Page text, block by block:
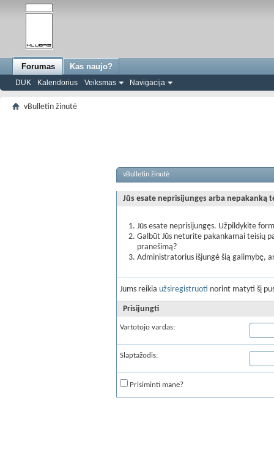
Forumas
DUK Kalendorius Veiksmas Navigacija
Kas naujo?
vBulletin žinutė
vBulletin žinutė
Jūs esate neprisijungęs arba nepakanką
Jūs esate neprisijungęs. Užpildykite
Galbūt Jūs neturite pakankamai teisių
pranešimą?
Administratorius išjungė šią galimybę,
Jums reikia užsiregistruoti norint matyti šį
Prisijungti
Vartotojo vardas:
Slaptažodis:
Prisiminti mane?